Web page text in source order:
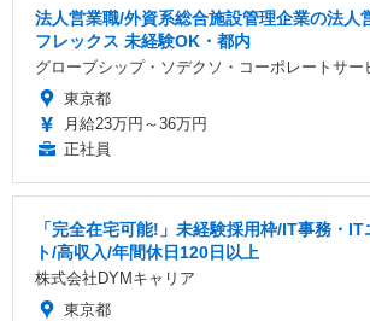
法人営業職/外資系総合施設管理企業の法人
フレックス 未経験OK・都内
グローブシップ・ソデクソ・コーポレートサー
東京都
月給23万円～36万円
正社員
「完全在宅可能!」未経験採用枠/IT事務・
ト/高収入/年間休日120日以上
株式会社DYMキャリア
東京都